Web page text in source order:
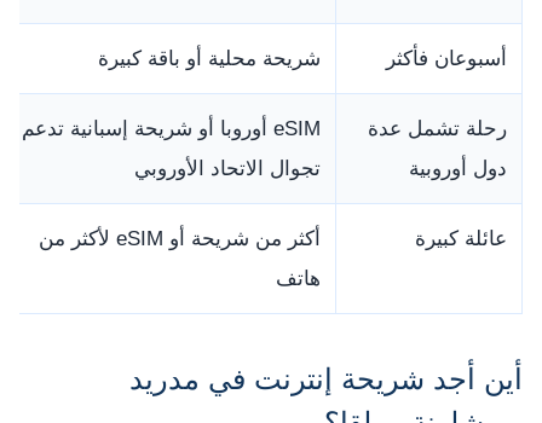
أسبوعان فأكثر شريحة محلية أو باقة كبيرة
رحلة تشمل عدة
دول أوروبية
eSIM أوروبا أو شريحة إسبانية تدعم
تجوال الاتحاد الأوروبي
عائلة كبيرة
أكثر من شريحة أو eSIM لأكثر من
هاتف
أين أجد شريحة إنترنت في مدريد